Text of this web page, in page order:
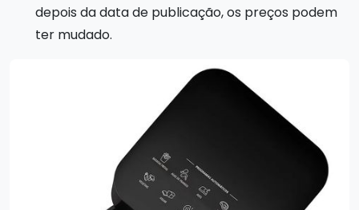
depois da data de publicação, os preços podem
ter mudado.